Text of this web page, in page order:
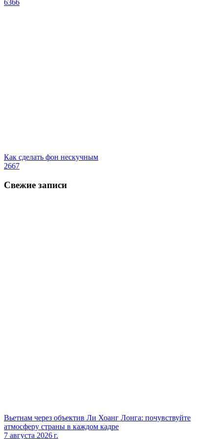
6366
Как сделать фон нескучным
2667
Свежие записи
Вьетнам через объектив Ли Хоанг Лонга: почувствуйте
атмосферу страны в каждом кадре
7 августа 2026 г.